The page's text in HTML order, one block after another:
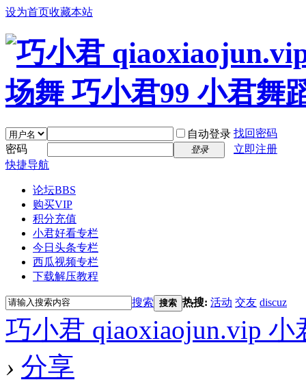
设为首页收藏本站
自动登录 找回密码
密码
登录
立即注册
快捷导航
论坛BBS
购买VIP
积分充值
小君好看专栏
今日头条专栏
西瓜视频专栏
下载解压教程
搜索 搜索 热搜: 活动 交友 discuz
巧小君 qiaoxiaojun.vip
› 分享